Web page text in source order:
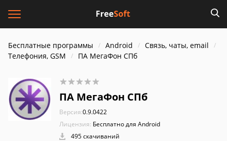
Бесплатные программы Android
Связь, чаты, email
Телефония, GSM
ПА МегаФон СПб
ПА МегаФон СПб
Версия:0.9.0422
Лицензия: Бесплатно для Android
495 скачиваний